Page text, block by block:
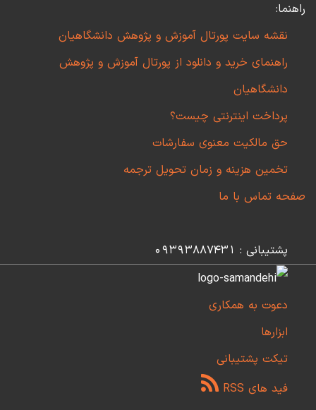
راهنما:
نقشه سایت پورتال آموزش و پژوهش دانشگاهیان
راهنمای خرید و دانلود از پورتال آموزش و پژوهش
دانشگاهیان
پرداخت اینترنتی چیست؟
حق مالکیت معنوی سفارشات
تخمین هزینه و زمان تحویل ترجمه
صفحه تماس با ما
پشتیبانی : 09393887431
دعوت به همکاری
ابزارها
تیکت پشتیبانی
فید های RSS